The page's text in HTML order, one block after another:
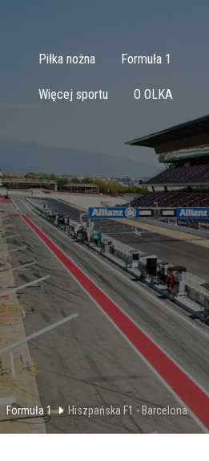
Piłka nożna Formuła 1
Więcej sportu O OLKA
Formuła 1 Hiszpańska F1 - Barcelona